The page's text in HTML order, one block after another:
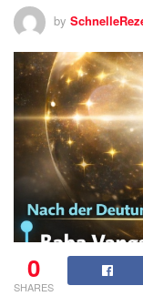
by
0
SHARES